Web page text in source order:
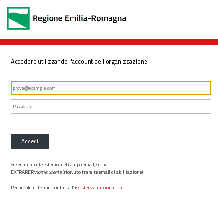
Accedere utilizzando l'account dell'organizzazione
Accedi
Se sei un utente esterno, nel campo email, scrivi
EXTRARER\nome utente(ricevuto tramite email di abilitazione)
Per problemi tecnici contatta l’assistenza informatica.